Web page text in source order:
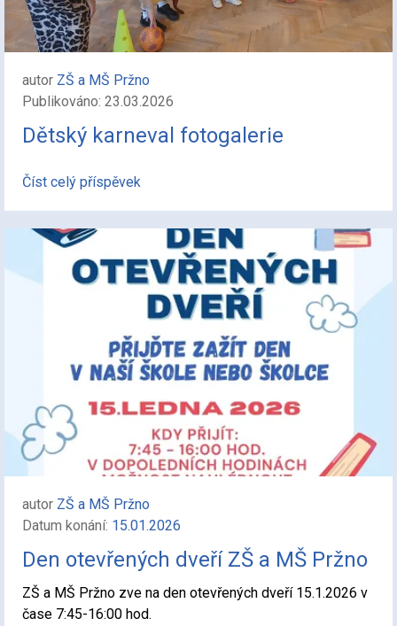
autor ZŠ a MŠ Pržno
Publikováno: 23.03.2026
Dětský karneval fotogalerie
Číst celý příspěvek
autor ZŠ a MŠ Pržno
Datum konání: 15.01.2026
Den otevřených dveří ZŠ a MŠ Pržno
ZŠ a MŠ Pržno zve na den otevřených dveří 15.1.2026 v
čase 7:45-16:00 hod.